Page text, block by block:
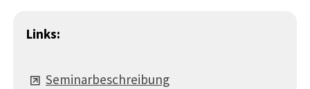
Links:
Seminarbeschreibung